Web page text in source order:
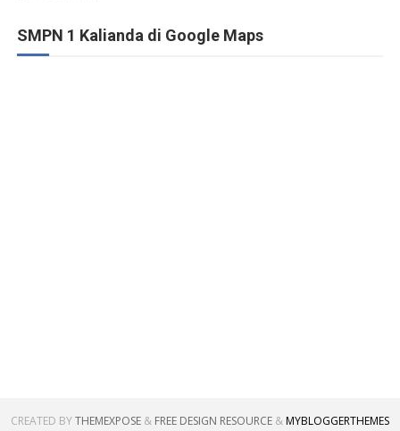
SMPN 1 Kalianda di Google Maps
CREATED BYTHEMEXPOSE& FREE DESIGN RESOURCE& MYBLOGGERTHEMES